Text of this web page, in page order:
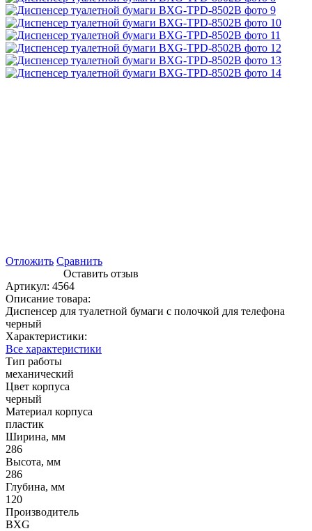
Отложить Сравнить
Оставить отзыв
Артикул: 4564
Описание товара:
Диспенсер для туалетной бумаги с полочкой для телефона
черный
Характеристики:
Все характеристики
Тип работы
механический
Цвет корпуса
черный
Материал корпуса
пластик
Ширина, мм
286
Высота, мм
286
Глубина, мм
120
Производитель
BXG